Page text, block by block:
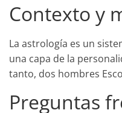
Contexto y
La astrología es un
una capa de la
tanto, dos hombres
Preguntas